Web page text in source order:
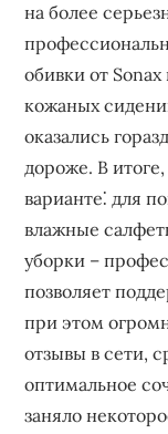
на более
обивки от
кожаных
оказались
дороже. В
варианте⁚ для
влажные
уборки –
позволяет
при этом
отзывы в сети,
оптимальное
заняло